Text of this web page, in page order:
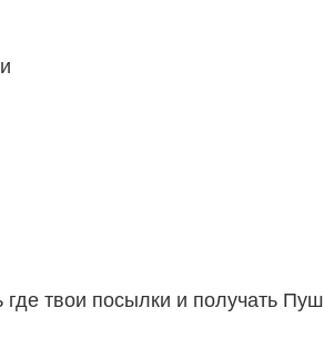
где твои посылки и получать Пуш